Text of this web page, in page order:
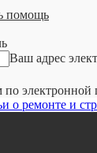
помощь
Ваш адрес
электронной
о ремонте и